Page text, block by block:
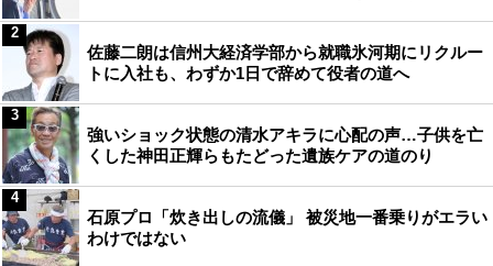
佐藤二朗は信州大経済学部から就職氷河期にリクルー
トに入社も、わずか1日で辞めて役者の道へ
2
強いショック状態の清水アキラに心配の声…子供を亡
くした神田正輝らもたどった遺族ケアの道のり
3
石原プロ「炊き出しの流儀」 被災地一番乗りがエラい
わけではない
4